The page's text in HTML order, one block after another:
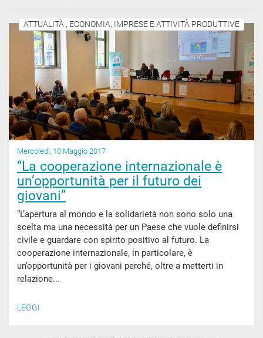
ATTUALITÀ , ECONOMIA, IMPRESE E ATTIVITÀ PRODUTTIVE
Mercoledì, 10 Maggio 2017
“La cooperazione internazionale è
un’opportunità per il futuro dei
giovani”
“L’apertura al mondo e la solidarietà non sono solo una
scelta ma una necessità per un Paese che vuole definirsi
civile e guardare con spirito positivo al futuro. La
cooperazione internazionale, in particolare, è
un’opportunità per i giovani perché, oltre a metterti in
relazione...
LEGGI